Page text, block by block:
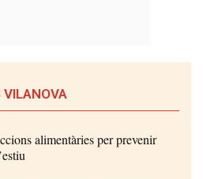
VILANOVA
alimentàries per prevenir